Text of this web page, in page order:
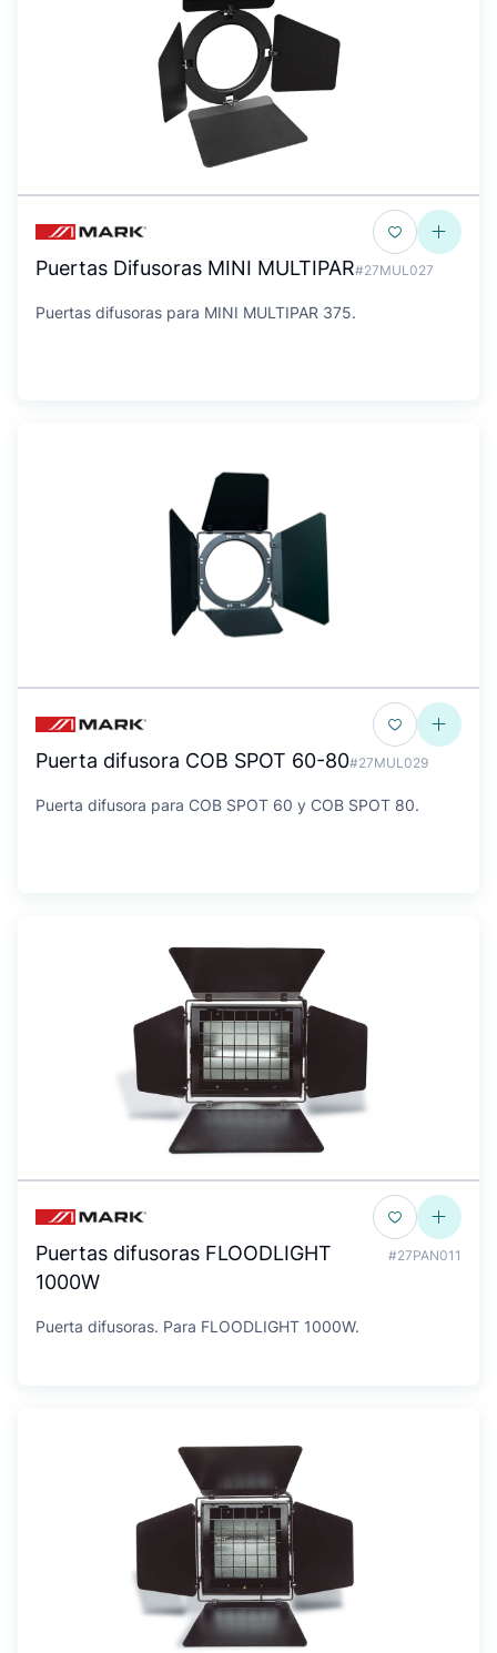
Puertas Difusoras MINI MULTIPAR#27MUL027
Puertas difusoras para MINI MULTIPAR 375.
Puerta difusora COB SPOT 60-80#27MUL029
Puerta difusora para COB SPOT 60 y COB SPOT 80.
Puertas difusoras FLOODLIGHT
1000W
#27PAN011
Puerta difusoras. Para FLOODLIGHT 1000W.